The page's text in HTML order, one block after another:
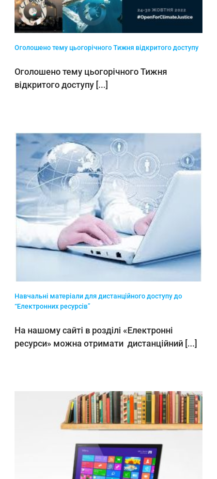
Оголошено тему цьогорічного Тижня відкритого доступу
Оголошено тему цьогорічного Тижня
відкритого доступу [...]
Навчальні матеріали для дистанційного доступу до
“Електронних ресурсів”
На нашому сайті в розділі «Електронні
ресурси» можна отримати дистанційний [...]